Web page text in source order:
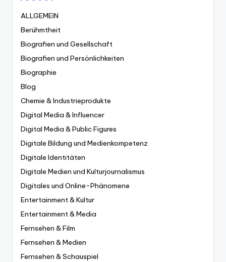
ALLGEMEIN
Berühmtheit
Biografien und Gesellschaft
Biografien und Persönlichkeiten
Biographie
Blog
Chemie & Industrieprodukte
Digital Media & Influencer
Digital Media & Public Figures
Digitale Bildung und Medienkompetenz
Digitale Identitäten
Digitale Medien und Kulturjournalismus
Digitales und Online-Phänomene
Entertainment & Kultur
Entertainment & Media
Fernsehen & Film
Fernsehen & Medien
Fernsehen & Schauspiel